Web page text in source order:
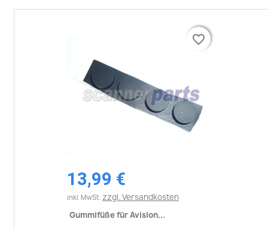
13,99 €
inkl. MwSt. zzgl. Versandkosten
Gummifüße für Avision...
favorite_border
favorite_border